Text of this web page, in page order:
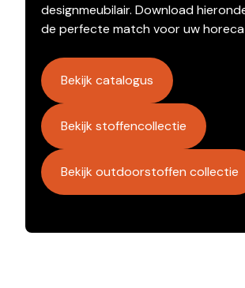
designmeubilair. Download
de perfecte match voor uw
Bekijk catalogus
Bekijk stoffencollectie
Bekijk outdoorstoffen collectie